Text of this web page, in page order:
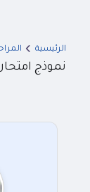
الرئيسية
نموذج امتحان